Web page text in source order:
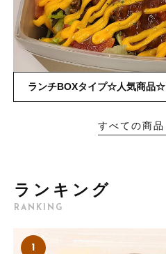
ランチBOXタイプ☆人気商品☆
すべての商品
ランキング
RANKING
1
当店について
お知らせ
ブログ
ご利用ガイド